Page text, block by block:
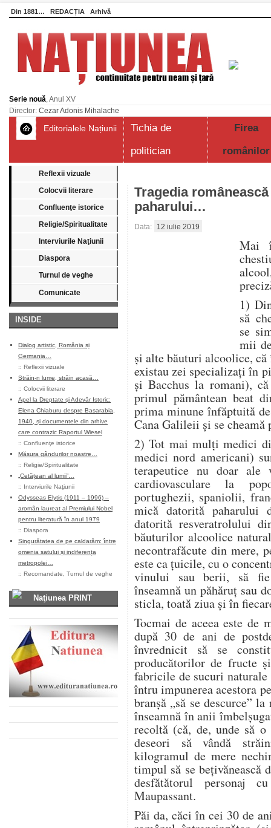
Din 1881… REDACȚIA Arhivă
Serie nouă, Anul XV
Director: Cezar Adonis Mihalache
Editorialele Națiunii
Tichia de
politician
Firea
românilor
Reflexii vizuale
Colocvii literare
Confluenţe istorice
Religie/Spiritualitate
Interviurile Naţiunii
Diaspora
Turnul de veghe
Comunicate
INSIDE
Dialog artistic, România și
Germania…
:: Reflexii vizuale
Străin-n lume, străin acasă…
:: Colocvii literare
Apel la Dreptate și Adevăr Istoric:
Elena Chiaburu despre Basarabia,
1940, și documentele din arhive
care contrazic Raportul Wiesel
:: Confluenţe istorice
Măsura gândurilor noastre…
:: Religie/Spiritualitate
„Cetățean al lumii”…
:: Interviurile Naţiunii
Odysseas Elytis (1911 – 1996) –
aromân laureat al Premiului Nobel
pentru literatură în anul 1979
:: Diaspora
Singurătatea de pe caldarâm: între
omenia satului și indiferența
metropolei…
:: Recomandate Turnul de veghe
Naţiunea PRINT
Tragedia
paharului…
Data: 12 iulie 2019
Mai
1)
să
se
mii
și alte băuturi alcoolice,
existau zei specializați în
și Bacchus la romani),
primul pământean beat
prima minune înfăptuită
Cana Galileii și se cheamă
2) Tot mai mulți medici
medici nord americani)
terapeutice nu doar
cardiovasculare la
portughezii, spaniolii,
mică datorită paharului
datorită resveratrolului
băuturilor alcoolice
necontrafăcute din mere,
este ca țuicile, cu o
vinului sau berii, să fie
înseamnă un păhăruț sau
sticla, toată ziua și în
Tocmai de aceea este de
după 30 de ani de
învrednicit să se
producătorilor de fructe
fabricile de sucuri
întru impunerea acestora
branșă „să se descurce”
înseamnă în anii
recoltă (că, de, unde să
deseori să vândă
kilogramul de mere
timpul să se bețivănească
desfătătorul personaj
Maupassant.
Păi da, căci în cei 30 de